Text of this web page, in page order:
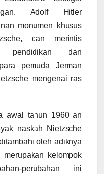
Adolf Hitler
monumen khusus
dan merintis
pendidikan dan
pemuda Jerman
mengenai ras
awal tahun 1960 an
naskah Nietzsche
oleh adiknya
merupakan kelompok
perubahan ini